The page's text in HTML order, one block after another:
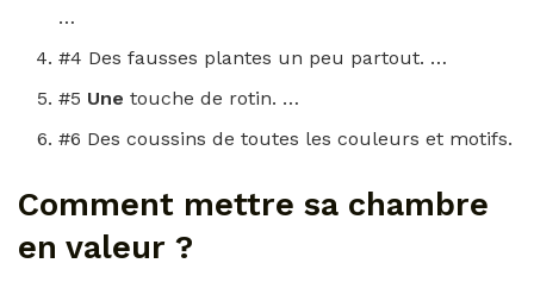
…
#4 Des fausses plantes un peu partout. …
#5 Unetouche de rotin. …
#6 Des coussins de toutes les couleurs et motifs.
Comment mettre sa chambre
en valeur ?